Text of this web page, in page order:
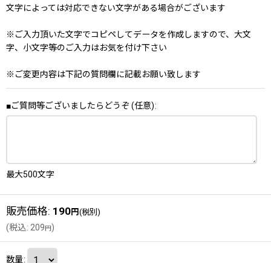
文字によっては対応できない文字がある場合がございます
※ご入力頂いた文字でコピペしてデータを作成しますので、大文
字、小文字等のご入力はお気を付け下さい
※ご変更内容は下記の質問欄に記載お願い致します
■ご質問等ございましたらどうぞ (任意):
最大500文字
販売価格: 190円 (税別)
(税込: 209 円 )
数量: